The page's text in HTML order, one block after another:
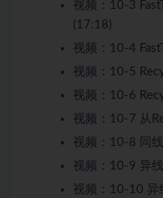
视频： 10-3
(17:18)
视频： 10-4
视频： 10-5
视频： 10-6
视频： 10-7 从
视频： 10-8 同
视频： 10-9 异
视频： 10-10 异